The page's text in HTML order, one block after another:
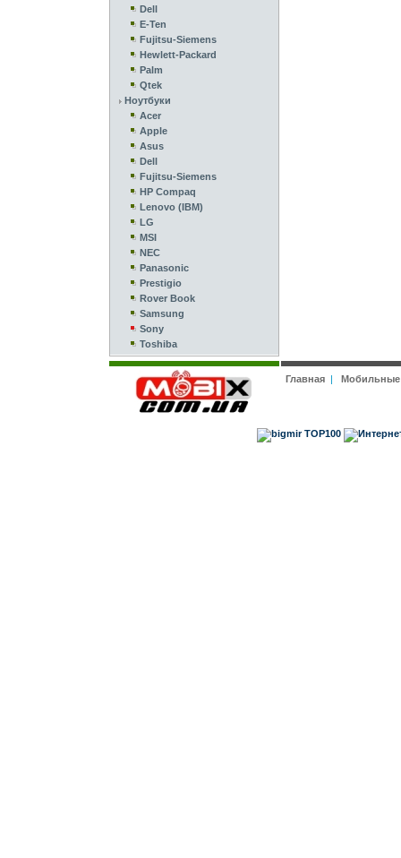
Dell
E-Ten
Fujitsu-Siemens
Hewlett-Packard
Palm
Qtek
Ноутбуки
Acer
Apple
Asus
Dell
Fujitsu-Siemens
HP Compaq
Lenovo (IBM)
LG
MSI
NEC
Panasonic
Prestigio
Rover Book
Samsung
Sony
Toshiba
Главная|